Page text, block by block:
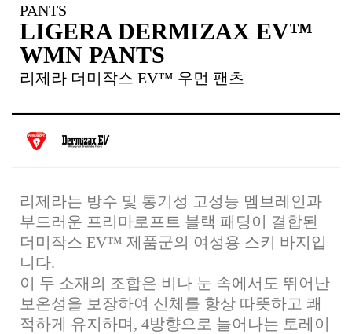
PANTS
LIGERA DERMIZAX EV™
WMN PANTS
리제라 더미작스 EV™ 우먼 팬츠
리제라는 방수 및 통기성 고성능 멤브레인과
부드러운 프리마로프트 블랙 패딩이 결합된
더미작스 EV™ 제품군의 여성용 스키 바지입
니다.
이 두 소재의 조합은 비나 눈 속에서도 뛰어난
보온성을 보장하여 신체를 항상 따뜻하고 쾌
적하게 유지하며, 4방향으로 늘어나는 토레이